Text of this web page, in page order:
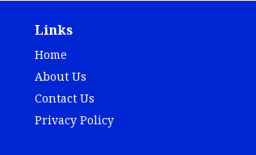
Links
Home
About Us
Contact Us
Privacy Policy